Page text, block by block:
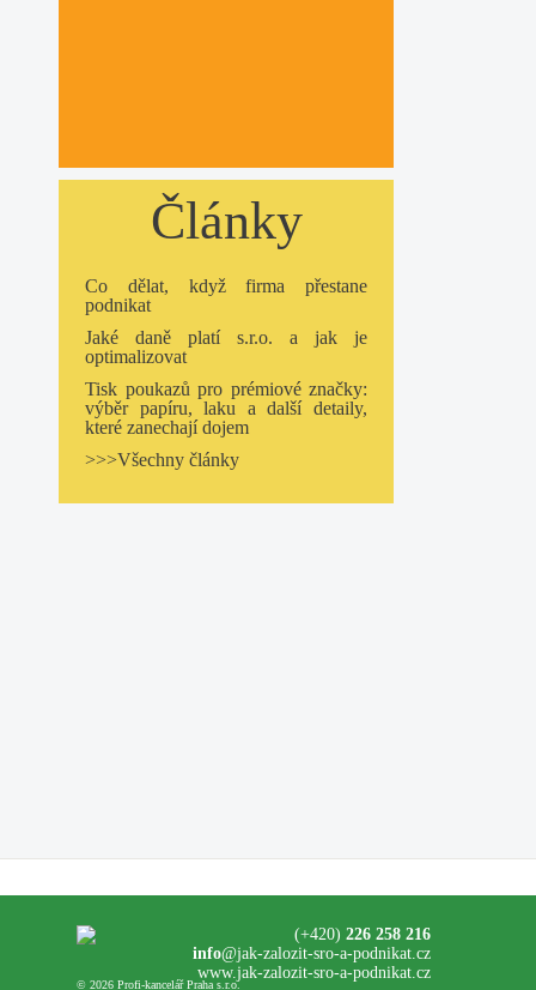
Články
Co dělat, když firma přestane
podnikat
Jaké daně platí s.r.o. a jak je
optimalizovat
Tisk poukazů pro prémiové značky:
výběr papíru, laku a další detaily,
které zanechají dojem
>>>Všechny články
© 2026 Profi-kancelář Praha s.r.o.
(+420) 226 258 216
info@jak-zalozit-sro-a-podnikat.cz
www.jak-zalozit-sro-a-podnikat.cz